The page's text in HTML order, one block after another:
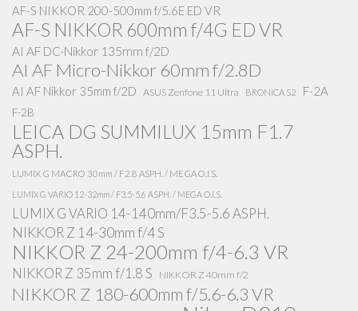
AF-S NIKKOR 200-500mm f/5.6E ED VR
AF-S NIKKOR 600mm f/4G ED VR
AI AF DC-Nikkor 135mm f/2D
AI AF Micro-Nikkor 60mm f/2.8D
AI AF Nikkor 35mm f/2D ASUS Zenfone 11 Ultra BRONICA S2 F-2A
F-2B
LEICA DG SUMMILUX 15mm F1.7
ASPH.
LUMIX G MACRO 30mm / F2.8 ASPH. / MEGA O.I.S.
LUMIX G VARIO 12-32mm / F3.5-5.6 ASPH. / MEGA O.I.S.
LUMIX G VARIO 14-140mm/F3.5-5.6 ASPH.
NIKKOR Z 14-30mm f/4 S
NIKKOR Z 24-200mm f/4-6.3 VR
NIKKOR Z 35mm f/1.8 S NIKKOR Z 40mm f/2
NIKKOR Z 180-600mm f/5.6-6.3 VR